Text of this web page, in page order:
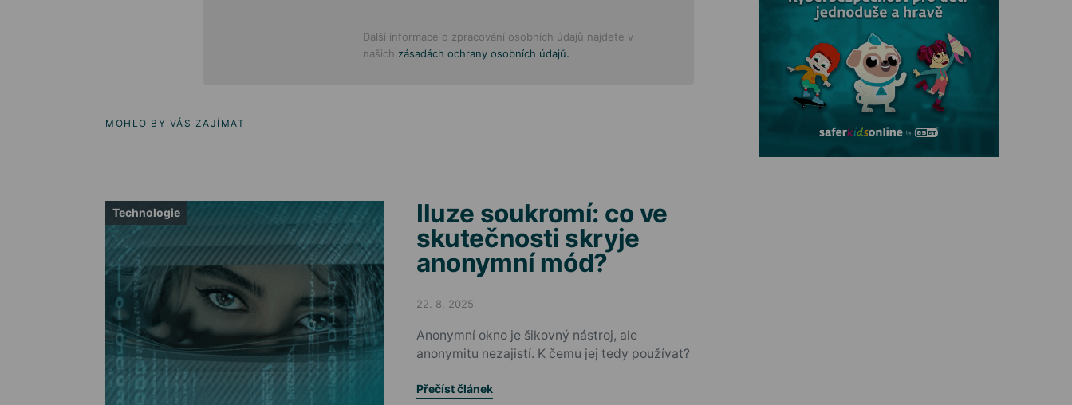
Další informace o zpracování osobních údajů najdete v
našich zásadách ochrany osobních údajů.
MOHLO BY VÁS ZAJÍMAT
Technologie Iluze soukromí: co ve
skutečnosti skryje
anonymní mód?
Posted on
22. 8. 2025
Anonymní okno je šikovný nástroj, ale
anonymitu nezajistí. K čemu jej tedy používat?
Přečíst článek